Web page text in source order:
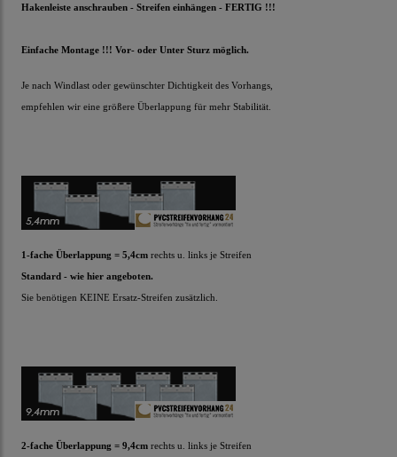
Hakenleiste anschrauben - Streifen einhängen - FERTIG !!!
Einfache Montage !!! Vor- oder Unter Sturz möglich.
Je nach Windlast oder gewünschter Dichtigkeit des Vorhangs,
empfehlen wir eine größere Überlappung für mehr Stabilität.
1-fache Überlappung = 5,4cm rechts u. links je Streifen
Standard - wie hier angeboten.
Sie benötigen KEINE Ersatz-Streifen zusätzlich.
2-fache Überlappung = 9,4cm rechts u. links je Streifen